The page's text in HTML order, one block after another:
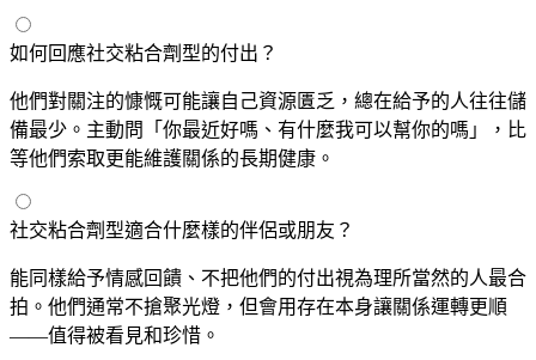
如何回應社交粘合劑型的付出？
他們對關注的慷慨可能讓自己資源匱乏，總在給予的人往往儲
備最少。主動問「你最近好嗎、有什麼我可以幫你的嗎」，比
等他們索取更能維護關係的長期健康。
社交粘合劑型適合什麼樣的伴侶或朋友？
能同樣給予情感回饋、不把他們的付出視為理所當然的人最合
拍。他們通常不搶聚光燈，但會用存在本身讓關係運轉更順
——值得被看見和珍惜。